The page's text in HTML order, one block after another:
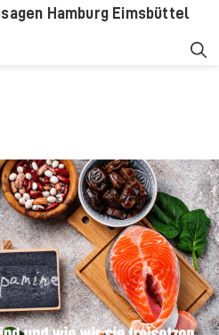
Hamburg Eimsbüttel